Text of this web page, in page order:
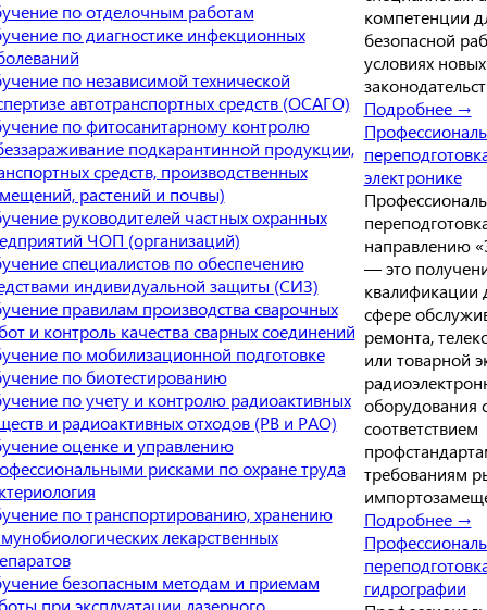
по отделочным работам
по диагностике инфекционных
по независимой технической
автотранспортных средств (ОСАГО)
по фитосанитарному контролю
подкарантинной продукции,
средств, производственных
растений и почвы)
руководителей частных охранных
ЧОП (организаций)
специалистов по обеспечению
индивидуальной защиты (СИЗ)
правилам производства сварочных
и контроль качества сварных соединений
по мобилизационной подготовке
по биотестированию
по учету и контролю радиоактивных
и радиоактивных отходов (РВ и РАО)
оценке и управлению
рисками по охране труда
по транспортированию, хранению
лекарственных
безопасным методам и приемам
при эксплуатации лазерного
компетенции
безопасной
условиях
Подробнее →
электронике
направлению
— это
квалификации
сфере
ремонта,
или товарной
оборудования
соответствием
требованиям
Подробнее →
гидрографии